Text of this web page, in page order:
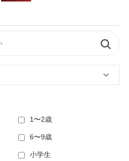
1〜2歳
6〜9歳
小学生